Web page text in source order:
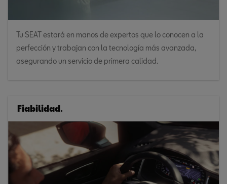
Tu SEAT estará en manos de expertos que lo conocen a la
perfección y trabajan con la tecnología más avanzada,
asegurando un servicio de primera calidad.
Fiabilidad.